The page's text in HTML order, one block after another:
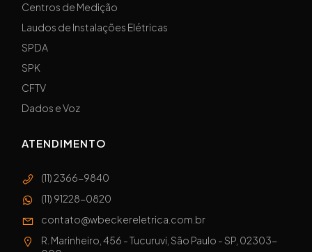
Centros de Medição
Laudos de Instalações Elétricas
SPDA
SPK
CFTV
Dados e Voz
ATENDIMENTO
(11) 2366-9840
(11) 91228-0820
contato@wbeckereletrica.com.br
R. Marinheiro, 456 - Tucuruvi, São Paulo - SP, 02303-